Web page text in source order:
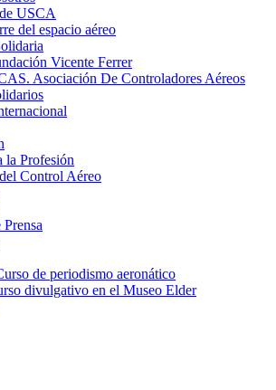
USCA
del espacio aéreo
Vicente Ferrer
Asociación De Controladores Aéreos
la Profesión
Control Aéreo
de periodismo aeronático
divulgativo en el Museo Elder